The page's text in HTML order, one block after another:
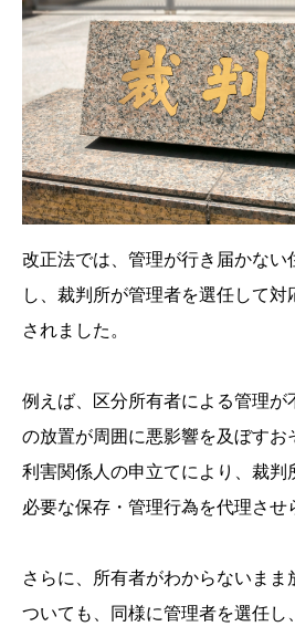
改正法では、管理が行き届かない
し、裁判所が管理者を選任して
されました。
例えば、区分所有者による管理が
の放置が周囲に悪影響を及ぼすお
利害関係人の申立てにより、裁判
必要な保存・管理行為を代理させ
さらに、所有者がわからないまま
ついても、同様に管理者を選任し